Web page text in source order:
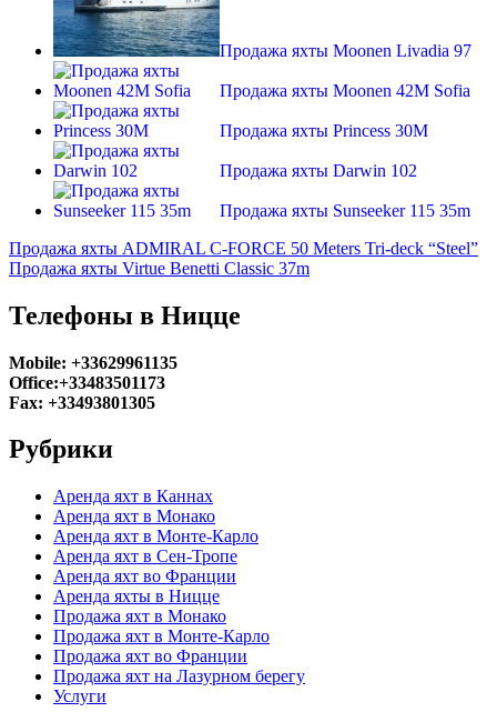
Продажа яхты Moonen Livadia 97
Продажа яхты Moonen 42M Sofia
Продажа яхты Princess 30M
Продажа яхты Darwin 102
Продажа яхты Sunseeker 115 35m
Продажа яхты ADMIRAL C-FORCE 50 Meters Tri-deck “Steel”
Продажа яхты Virtue Benetti Classic 37m
Телефоны в Ницце
Mobile: +33629961135
Office:+33483501173
Fax: +33493801305
Рубрики
Аренда яхт в Каннах
Аренда яхт в Монако
Аренда яхт в Монте-Карло
Аренда яхт в Сен-Тропе
Аренда яхт во Франции
Аренда яхты в Ницце
Продажа яхт в Монако
Продажа яхт в Монте-Карло
Продажа яхт во Франции
Продажа яхт на Лазурном берегу
Услуги